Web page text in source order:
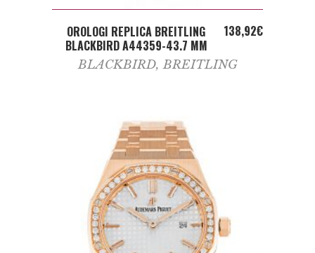
ADD TO CART
OROLOGI REPLICA BREITLING
BLACKBIRD A44359-43.7 MM
138,92€
BLACKBIRD,BREITLING